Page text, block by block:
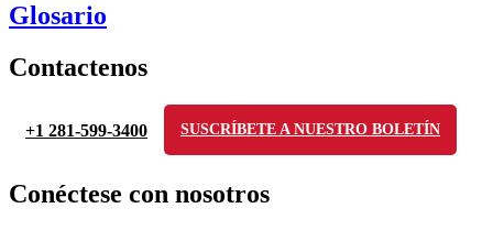
Glosario
Contactenos
+1 281-599-3400 SUSCRÍBETE A NUESTRO BOLETÍN
Conéctese con nosotros